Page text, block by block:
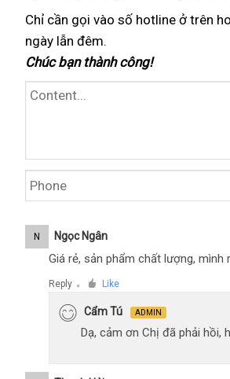
giá
Chỉ cần gọi vào số hotline trong
ở trên
ngày lẫn đêm.
Chúc bạn thành công!
N Ngọc Ngân
Giá rẻ, sản phẩm chất lượng, mình
Reply ● Like
Cẩm Tú ADMIN
Dạ, cảm ơn Chị đã phải hồi,